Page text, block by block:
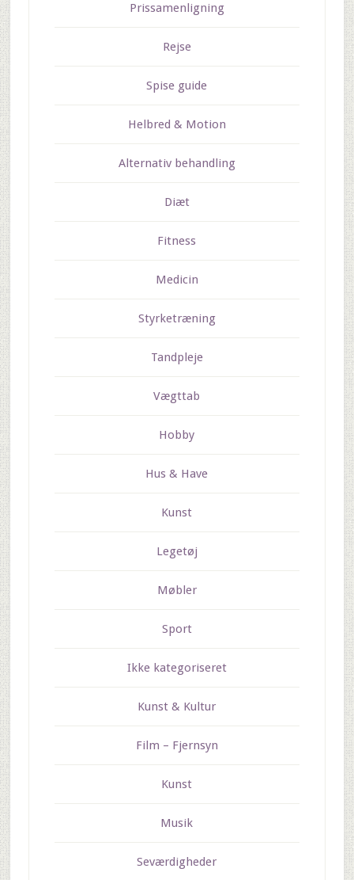
Prissamenligning
Rejse
Spise guide
Helbred & Motion
Alternativ behandling
Diæt
Fitness
Medicin
Styrketræning
Tandpleje
Vægttab
Hobby
Hus & Have
Kunst
Legetøj
Møbler
Sport
Ikke kategoriseret
Kunst & Kultur
Film – Fjernsyn
Kunst
Musik
Seværdigheder